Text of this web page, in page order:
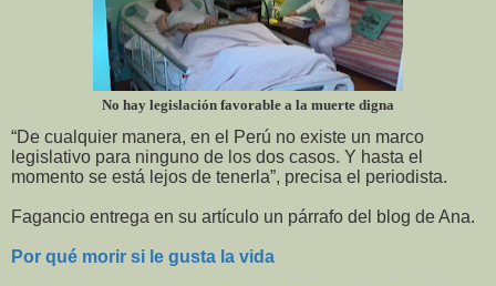
No hay legislación favorable a la muerte digna
“De cualquier manera, en el Perú no existe un marco
legislativo para ninguno de los dos casos. Y hasta el
momento se está lejos de tenerla”, precisa el periodista.
Fagancio entrega en su artículo un párrafo del blog de Ana.
Por qué morir si le gusta la vida